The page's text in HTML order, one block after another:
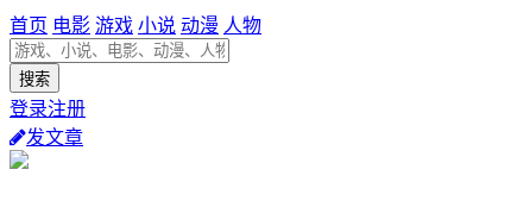
首页 电影 游戏 小说 动漫 人物
登录注册
发文章